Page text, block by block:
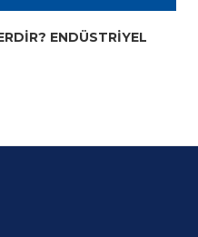
ENDÜSTRIYEL